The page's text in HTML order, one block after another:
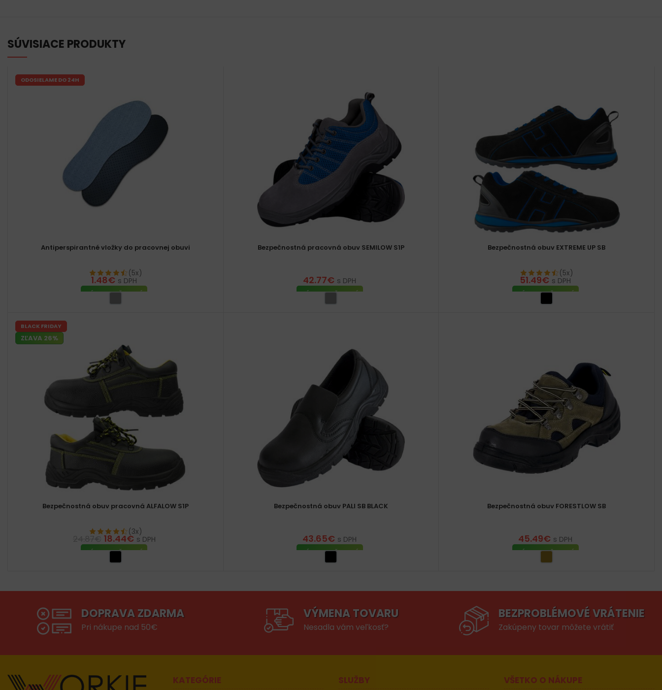
SÚVISIACE PRODUKTY
ODOSIELAME DO 24H
Antiperspirantné vložky do pracovnej obuvi
(5x)
1.48€ s DPH
VÝBER MOŽNOSTÍ
Bezpečnostná pracovná obuv SEMILOW S1P
42.77€ s DPH
VÝBER MOŽNOSTÍ
Bezpečnostná obuv EXTREME UP SB
(5x)
51.49€ s DPH
VÝBER MOŽNOSTÍ
BLACK FRIDAY
ZĽAVA 26%
Bezpečnostná obuv pracovná ALFALOW S1P
(3x)
18.44€ s DPH
VÝBER MOŽNOSTÍ
Bezpečnostná obuv PALI SB BLACK
43.65€ s DPH
VÝBER MOŽNOSTÍ
Bezpečnostná obuv FORESTLOW SB
45.49€ s DPH
VÝBER MOŽNOSTÍ
DOPRAVA ZDARMA
Pri nákupe nad 50€
VÝMENA TOVARU
Nesadla vám veľkosť?
BEZPROBLÉMOVÉ VRÁTENIE
Zakúpeny tovar môžete vrátiť
KATEGÓRIE SLUŽBY VŠETKO O NÁKUPE